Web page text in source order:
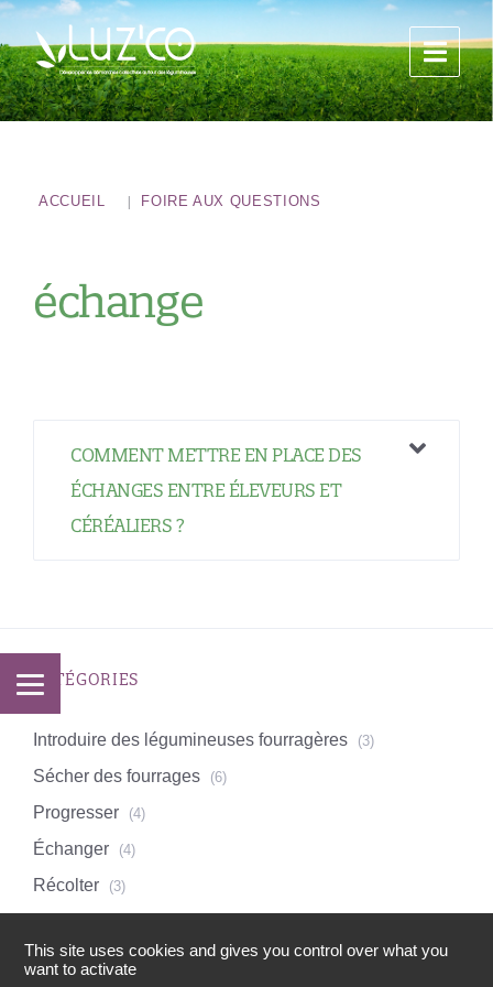
ACCUEIL FOIRE AUX QUESTIONS
échange
COMMENT METTRE EN PLACE DES
ÉCHANGES ENTRE ÉLEVEURS ET
CÉRÉALIERS ?
CATÉGORIES
Introduire des légumineuses fourragères (3)
Sécher des fourrages (6)
Progresser (4)
Échanger (4)
Récolter (3)
This site uses cookies and gives you control over what you
want to activate